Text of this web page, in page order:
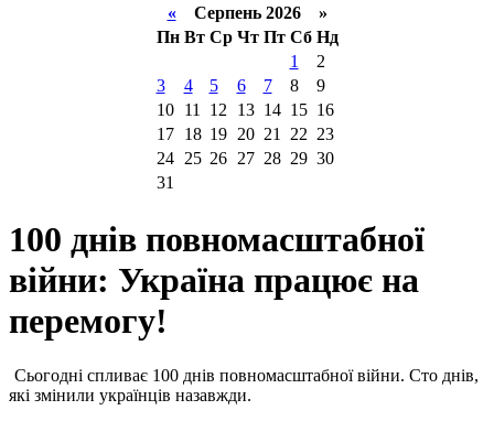
«Серпень 2026 »
Пн Вт Ср Чт Пт Сб Нд
1
2
3
4 5 6 7 8
9
10
11 12 13 14 15 16
17
18 19 20 21 22 23
24
25 26 27 28 29 30
31
100 днів повномасштабної
війни: Україна працює на
перемогу!
Сьогодні спливає 100 днів повномасштабної війни. Сто днів,
які змінили українців назавжди.